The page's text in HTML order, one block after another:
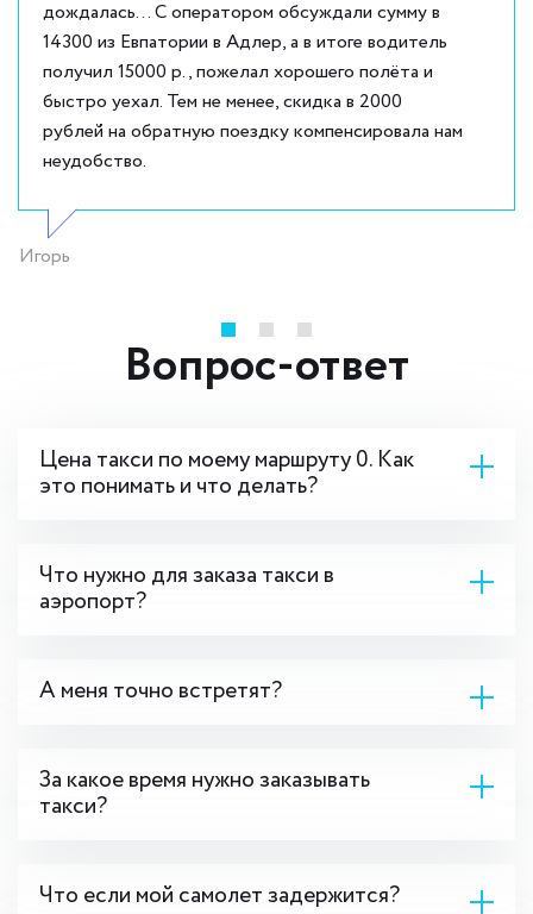
дождалась... С оператором обсуждали сумму в
14300 из Евпатории в Адлер, а в итоге водитель
получил 15000 р., пожелал хорошего полёта и
быстро уехал. Тем не менее, скидка в 2000
рублей на обратную поездку компенсировала нам
неудобство.
Игорь
Вопрос-ответ
Цена такси по моему маршруту 0. Как
это понимать и что делать?
Что нужно для заказа такси в
аэропорт?
А меня точно встретят?
За какое время нужно заказывать
такси?
Что если мой самолет задержится?